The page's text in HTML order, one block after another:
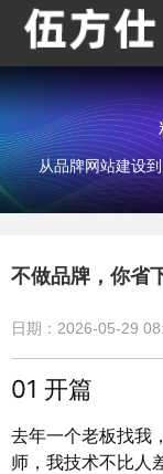
从品牌网站建设
不做品牌，你省
日期：2026-05-29
01 开篇
去年一个老板找我
师，我技术不比人